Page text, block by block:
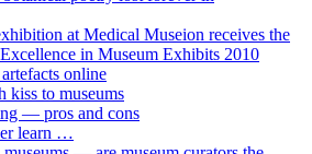
at Medical Museion receives the
in Museum Exhibits 2010
online
kiss to museums
— pros and cons
learn …